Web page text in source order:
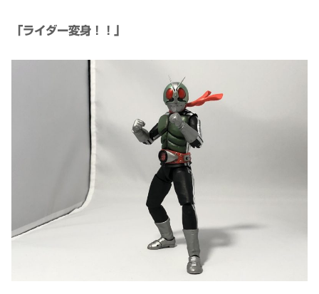
「ライダー変身！！」